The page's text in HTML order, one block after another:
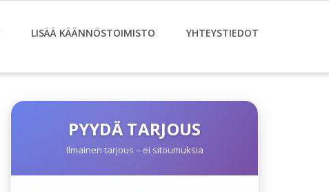
LISÄÄ KÄÄNNÖSTOIMISTO YHTEYSTIEDOT
PYYDÄ TARJOUS
Ilmainen tarjous – ei sitoumuksia